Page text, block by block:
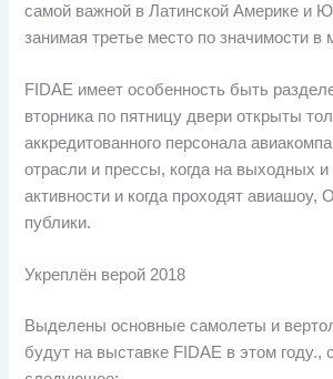
самой важной в Латинской Америке и
занимая третье место по значимости в
FIDAE имеет особенность быть
вторника по пятницу двери открыты
аккредитованного персонала
отрасли и прессы, когда на выходных
активности и когда проходят авиашоу,
публики.
Укреплён верой 2018
Выделены основные самолеты и
будут на выставке FIDAE в этом году.,